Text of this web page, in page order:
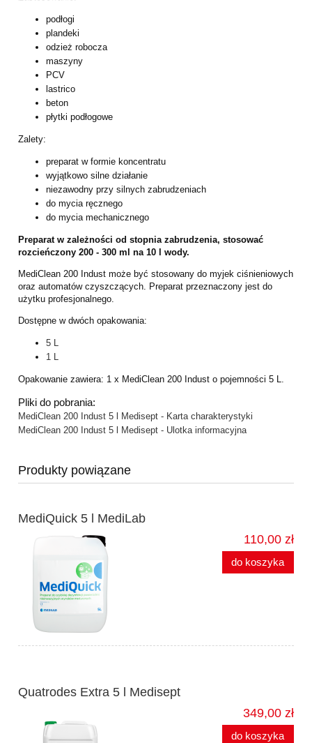
podłogi
plandeki
odzież robocza
maszyny
PCV
lastrico
beton
płytki podłogowe
Zalety:
preparat w formie koncentratu
wyjątkowo silne działanie
niezawodny przy silnych zabrudzeniach
do mycia ręcznego
do mycia mechanicznego
Preparat w zależności od stopnia zabrudzenia, stosować
rozcieńczony 200 - 300 ml na 10 l wody.
MediClean 200 Indust może być stosowany do myjek ciśnieniowych
oraz automatów czyszczących. Preparat przeznaczony jest do
użytku profesjonalnego.
Dostępne w dwóch opakowania:
5 L
1 L
Opakowanie zawiera: 1 x MediClean 200 Indust o pojemności 5 L.
Pliki do pobrania:
MediClean 200 Indust 5 l Medisept - Karta charakterystyki
MediClean 200 Indust 5 l Medisept - Ulotka informacyjna
Produkty powiązane
MediQuick 5 l MediLab
110,00 zł
do koszyka
Quatrodes Extra 5 l Medisept
349,00 zł
do koszyka